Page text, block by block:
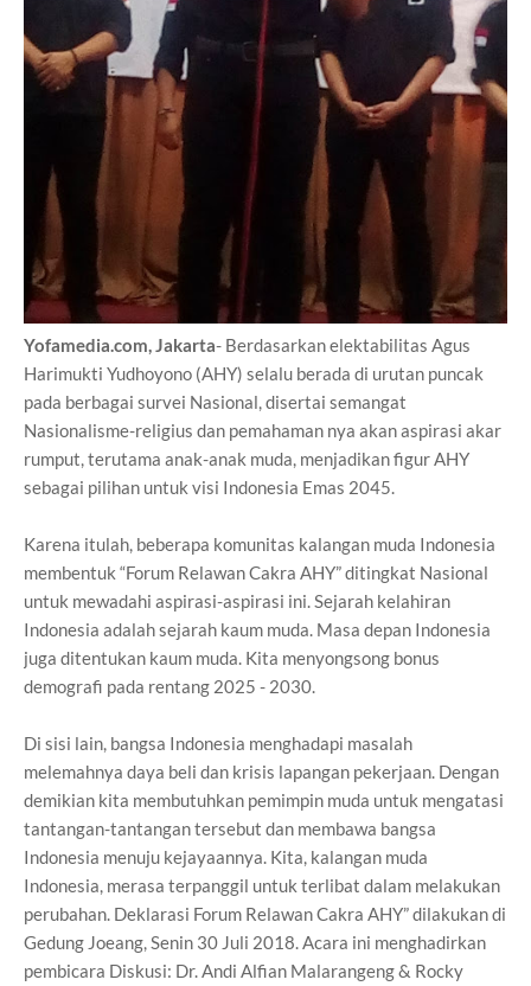
Yofamedia.com, Jakarta- Berdasarkan elektabilitas Agus
Harimukti Yudhoyono (AHY) selalu berada di urutan puncak
pada berbagai survei Nasional, disertai semangat
Nasionalisme-religius dan pemahaman nya akan aspirasi akar
rumput, terutama anak-anak muda, menjadikan figur AHY
sebagai pilihan untuk visi Indonesia Emas 2045.
Karena itulah, beberapa komunitas kalangan muda Indonesia
membentuk “Forum Relawan Cakra AHY” ditingkat Nasional
untuk mewadahi aspirasi-aspirasi ini. Sejarah kelahiran
Indonesia adalah sejarah kaum muda. Masa depan Indonesia
juga ditentukan kaum muda. Kita menyongsong bonus
demografi pada rentang 2025 - 2030.
Di sisi lain, bangsa Indonesia menghadapi masalah
melemahnya daya beli dan krisis lapangan pekerjaan. Dengan
demikian kita membutuhkan pemimpin muda untuk mengatasi
tantangan-tantangan tersebut dan membawa bangsa
Indonesia menuju kejayaannya. Kita, kalangan muda
Indonesia, merasa terpanggil untuk terlibat dalam melakukan
perubahan. Deklarasi Forum Relawan Cakra AHY” dilakukan di
Gedung Joeang, Senin 30 Juli 2018. Acara ini menghadirkan
pembicara Diskusi: Dr. Andi Alfian Malarangeng & Rocky